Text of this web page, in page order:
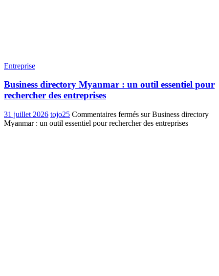
Entreprise
Business directory Myanmar : un outil essentiel pour
rechercher des entreprises
31 juillet 2026 tojo25 Commentaires fermés sur Business directory
Myanmar : un outil essentiel pour rechercher des entreprises